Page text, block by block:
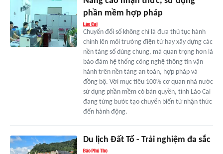
phần mềm hợp pháp
Chuyển đổi số không chỉ là đưa thủ tục hành
chính lên môi trường điện tử hay xây dựng các
nền tảng số dùng chung, mà quan trọng hơn là
bảo đảm hệ thống công nghệ thông tin vận
hành trên nền tảng an toàn, hợp pháp và
đồng bộ. Với mục tiêu 100% cơ quan nhà nước
sử dụng phần mềm có bản quyền, tỉnh Lào Cai
đang từng bước tạo chuyển biến từ nhận thức
đến hành động.
Du lịch Đất Tổ - Trải nghiệm đa sắc